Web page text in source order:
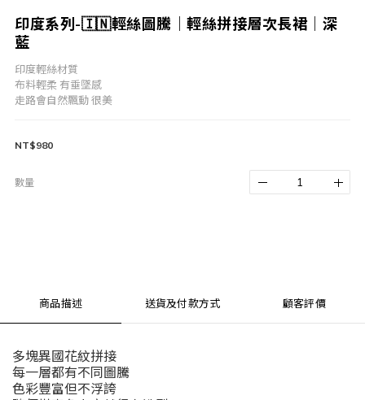
印度系列-🇮🇳輕絲圖騰｜輕絲拼接層次長裙｜深
藍
印度輕絲材質
布料輕柔 有垂墜感
走路會自然飄動 很美
NT$980
數量
商品描述 送貨及付款方式 顧客評價
多塊異國花紋拼接
每一層都有不同圖騰
色彩豐富但不浮誇